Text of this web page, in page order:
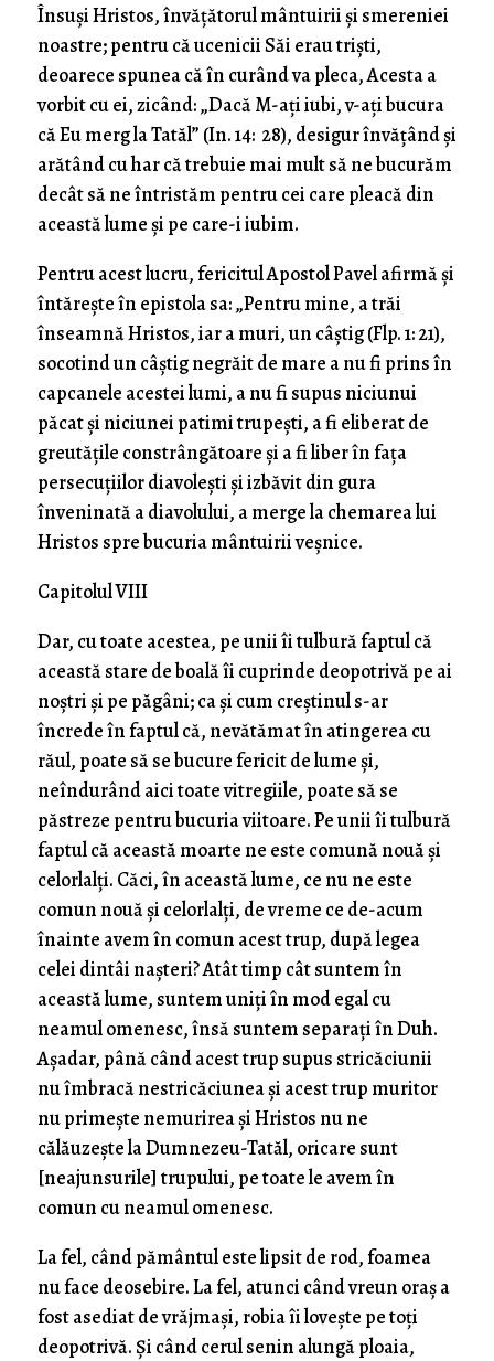
Însuşi Hristos, învăţătorul mântuirii şi smereniei
noastre; pentru că ucenicii Săi erau trişti,
deoarece spunea că în curând va pleca, Acesta a
vorbit cu ei, zicând: „Dacă M-aţi iubi, v-aţi bucura
că Eu merg la Tatăl” (In. 14: 28), desigur învăţând şi
arătând cu har că trebuie mai mult să ne bucurăm
decât să ne întristăm pentru cei care pleacă din
această lume şi pe care-i iubim.
Pentru acest lucru, fericitul Apostol Pavel afirmă şi
întăreşte în epistola sa: „Pentru mine, a trăi
înseamnă Hristos, iar a muri, un câştig (Flp. 1: 21),
socotind un câştig negrăit de mare a nu fi prins în
capcanele acestei lumi, a nu fi supus niciunui
păcat şi niciunei patimi trupeşti, a fi eliberat de
greutăţile constrângătoare şi a fi liber în faţa
persecuţiilor diavoleşti şi izbăvit din gura
înveninată a diavolului, a merge la chemarea lui
Hristos spre bucuria mântuirii veşnice.
Capitolul VIII
Dar, cu toate acestea, pe unii îi tulbură faptul că
această stare de boală îi cuprinde deopotrivă pe ai
noştri şi pe păgâni; ca şi cum creştinul s-ar
încrede în faptul că, nevătămat în atingerea cu
răul, poate să se bucure fericit de lume şi,
neîndurând aici toate vitregiile, poate să se
păstreze pentru bucuria viitoare. Pe unii îi tulbură
faptul că această moarte ne este comună nouă şi
celorlalţi. Căci, în această lume, ce nu ne este
comun nouă şi celorlalţi, de vreme ce de-acum
înainte avem în comun acest trup, după legea
celei dintâi naşteri? Atât timp cât suntem în
această lume, suntem uniţi în mod egal cu
neamul omenesc, însă suntem separaţi în Duh.
Aşadar, până când acest trup supus stricăciunii
nu îmbracă nestricăciunea şi acest trup muritor
nu primeşte nemurirea şi Hristos nu ne
călăuzeşte la Dumnezeu-Tatăl, oricare sunt
[neajunsurile] trupului, pe toate le avem în
comun cu neamul omenesc.
La fel, când pământul este lipsit de rod, foamea
nu face deosebire. La fel, atunci când vreun oraş a
fost asediat de vrăjmaşi, robia îi loveşte pe toţi
deopotrivă. Şi când cerul senin alungă ploaia,